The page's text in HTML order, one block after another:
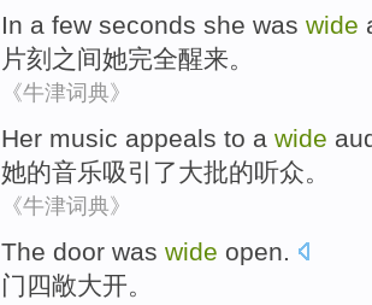
In a few seconds she was wide
片刻 之间她完全醒来。
《牛津词典》
Her music appeals to a wide
她的音乐吸引 了大批的听众。
《牛津词典》
The door was wide open.
门四敞大开。